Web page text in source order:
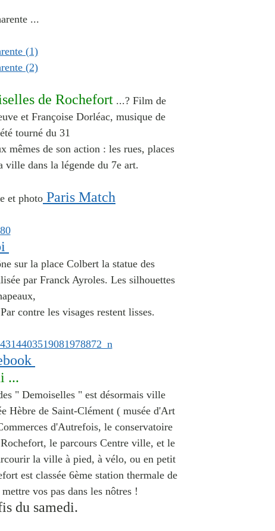
...
de Rochefort...? Film de
et Françoise Dorléac, musique de
tourné du 31
mêmes de son action : les rues, places
ville dans la légende du 7eart.
et photo Paris Match
sur la place Colbert la statue des
par Franck Ayroles. Les silhouettes
contre les visages restent lisses.
...
" Demoiselles " est désormais ville
Hèbre de Saint-Clément ( musée d'Art
d'Autrefois, le conservatoire
le parcours Centre ville, et le
la ville à pied, à vélo, ou en petit
est classée 6ème station thermale de
vos pas dans les nôtres !
du samedi.